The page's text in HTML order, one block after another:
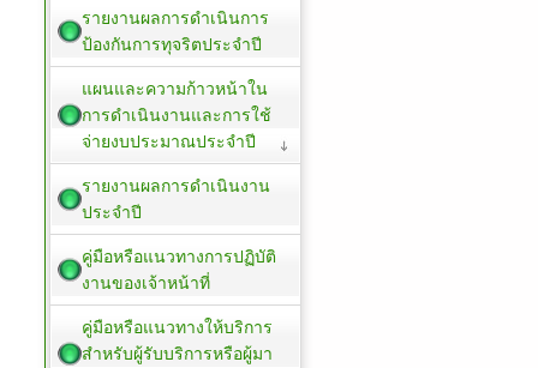
รายงานผลการดำเนินการ
ป้องกันการทุจริตประจำปี
แผนและความก้าวหน้าใน
การดำเนินงานและการใช้
จ่ายงบประมาณประจำปี
รายงานผลการดำเนินงาน
ประจำปี
คู่มือหรือแนวทางการปฏิบัติ
งานของเจ้าหน้าที่
คู่มือหรือแนวทางให้บริการ
สำหรับผู้รับบริการหรือผู้มา